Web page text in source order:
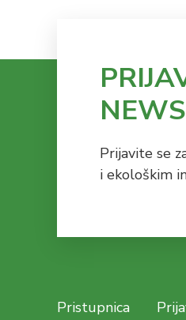
Prijavite se
i ekološkim
Pristupnica